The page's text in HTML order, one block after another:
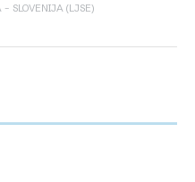
SLOVENIJA (LJSE)